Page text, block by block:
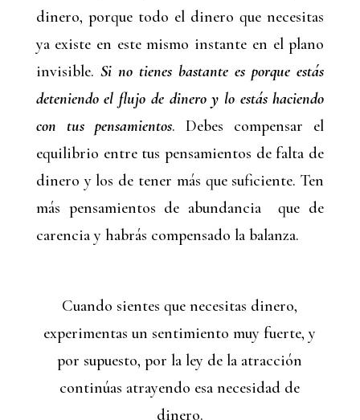
dinero, porque todo el dinero que necesitas
ya existe en este mismo instante en el plano
invisible. Si no tienes bastante es porque estás
deteniendo el flujo de dinero y lo estás haciendo
con tus pensamientos. Debes compensar el
equilibrio entre tus pensamientos de falta de
dinero y los de tener más que suficiente. Ten
más pensamientos de abundancia que de
carencia y habrás compensado la balanza.
Cuando sientes que necesitas dinero,
experimentas un sentimiento muy fuerte, y
por supuesto, por la ley de la atracción
continúas atrayendo esa necesidad de
dinero.